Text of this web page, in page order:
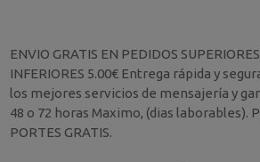
ENVIO GRATIS EN PEDIDOS
INFERIORES 5.00€ Entrega rápida y
los mejores servicios de mensajería y
48 o 72 horas Maximo, (dias laborables).
PORTES GRATIS.